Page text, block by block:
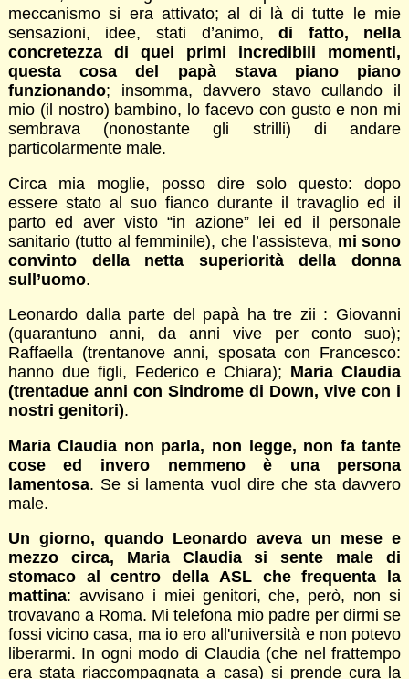
meccanismo si era attivato; al di là di tutte le mie
sensazioni, idee, stati d’animo,di fatto, nella
concretezza di quei primi incredibili momenti,
questa cosa del papà stava piano piano
funzionando; insomma, davvero stavo cullando il
mio (il nostro) bambino, lo facevo con gusto e non mi
sembrava (nonostante gli strilli) di andare
particolarmente male.
Circa mia moglie, posso dire solo questo: dopo
essere stato al suo fianco durante il travaglio ed il
parto ed aver visto “in azione” lei ed il personale
sanitario (tutto al femminile), che l’assisteva, mi sono
convinto della netta superiorità della donna
sull’uomo.
Leonardo dalla parte del papà ha tre zii : Giovanni
(quarantuno anni, da anni vive per conto suo);
Raffaella (trentanove anni, sposata con Francesco:
hanno due figli, Federico e Chiara); Maria Claudia
(trentadue anni con Sindrome di Down, vive con i
nostri genitori).
Maria Claudia non parla, non legge, non fa tante
cose ed invero nemmeno è una persona
lamentosa. Se si lamenta vuol dire che sta davvero
male.
Un giorno, quando Leonardo aveva un mese e
mezzo circa, Maria Claudia si sente male di
stomaco al centro della ASL che frequenta la
mattina: avvisano i miei genitori, che, però, non si
trovavano a Roma. Mi telefona mio padre per dirmi se
fossi vicino casa, ma io ero all'università e non potevo
liberarmi. In ogni modo di Claudia (che nel frattempo
era stata riaccompagnata a casa) si prende cura la